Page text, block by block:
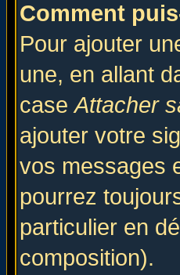
Comment
Pour ajouter
une, en allant
caseAttacher
ajouter votre
vos messages
pourrez
particulier en
composition).